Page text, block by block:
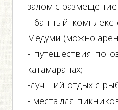
залом с
- банный комплекс
Медуми (можно
- путешествия по
катамаранах;
-лучший отдых с
- места для